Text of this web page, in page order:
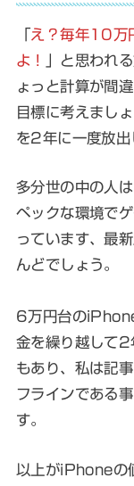
「え？毎年10万
よ！
」と思われ
ょっと計算が間
目標に考えまし
を2年に一度放出
多分世の中の人
ペックな環境で
っています、最
んどでしょう。
6万円台の
金を繰り越して
もあり、私は記
フラインである
す。
以上がiPhoneの